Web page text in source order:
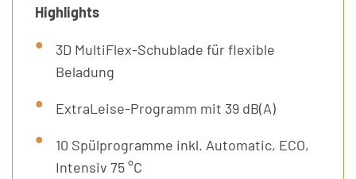
Highlights
3D MultiFlex-Schublade für flexible
Beladung
ExtraLeise-Programm mit 39 dB(A)
10 Spülprogramme inkl. Automatic, ECO,
Intensiv 75 °C